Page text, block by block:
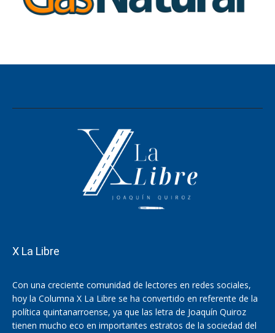
X La Libre
Con una creciente comunidad de lectores en redes sociales,
hoy la Columna X La Libre se ha convertido en referente de la
política quintanarroense, ya que las letra de Joaquín Quiroz
tienen mucho eco en importantes estratos de la sociedad del